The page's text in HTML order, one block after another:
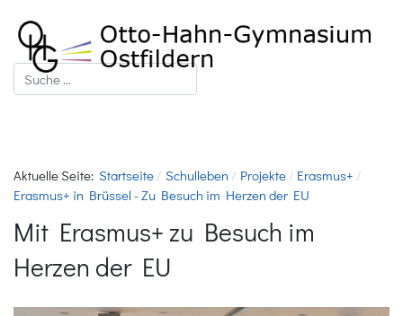
Suchen
Aktuelle Seite: Startseite Schulleben Projekte
Erasmus+
Erasmus+ in Brüssel - Zu Besuch im Herzen der EU
Mit Erasmus+ zu Besuch im
Herzen der EU